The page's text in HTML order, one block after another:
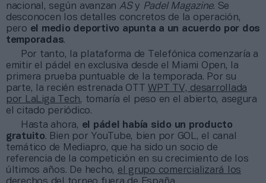
nacional, según avanzan ASy Padel Magazine. Se
desconocen los detalles concretos de la operación,
pero el medio deportivo apunta a un acuerdo por dos
temporadas.
Por tanto, la plataforma de Telefónica comenzaría a
emitir el pádel en exclusiva desde el Miami Open, la
primera prueba puntuable de la temporada. Por su
parte, la recién estrenada OTT WPT TV, desarrollada
por LaLiga Tech, tomaría el peso en el abierto, asegura
el citado periódico.
Hasta ahora, el pádel había sido un producto
gratuito. Bien por YouTube, bien por GOL, el canal
temático de Mediapro, que ha sido un socio de
referencia de la competición en su crecimiento de los
últimos años. De hecho, el grupo comercializará los